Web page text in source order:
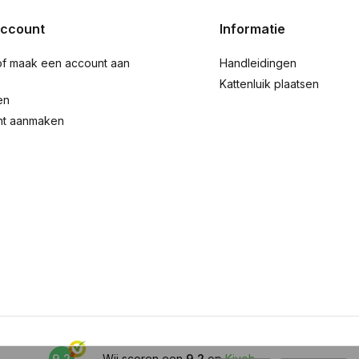
maak een account aan
aanmaken
Informatie
Handleidingen
Kattenluik plaatsen